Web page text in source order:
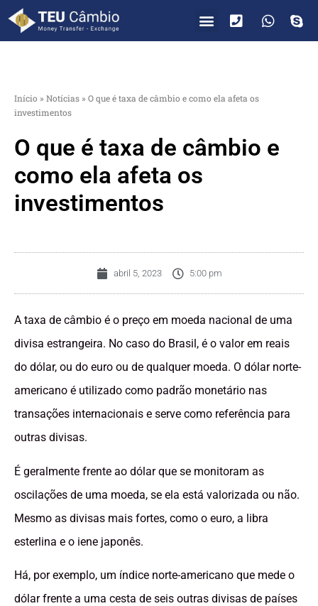
Início » Notícias » O que é taxa de câmbio e como ela afeta os
investimentos
O que é taxa de câmbio e
como ela afeta os
investimentos
abril 5, 2023 5:00 pm
A taxa de câmbio é o preço em moeda nacional de uma
divisa estrangeira. No caso do Brasil, é o valor em reais
do dólar, ou do euro ou de qualquer moeda. O dólar norte-
americano é utilizado como padrão monetário nas
transações internacionais e serve como referência para
outras divisas.
É geralmente frente ao dólar que se monitoram as
oscilações de uma moeda, se ela está valorizada ou não.
Mesmo as divisas mais fortes, como o euro, a libra
esterlina e o iene japonês.
Há, por exemplo, um índice norte-americano que mede o
dólar frente a uma cesta de seis outras divisas de países